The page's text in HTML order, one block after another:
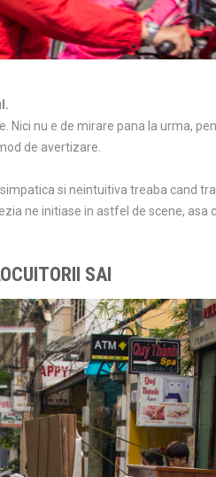
Nici nu e de mirare pana la urma,
de avertizare.
si neintuitiva treaba cand
ne initiase in astfel de scene, asa
SAI